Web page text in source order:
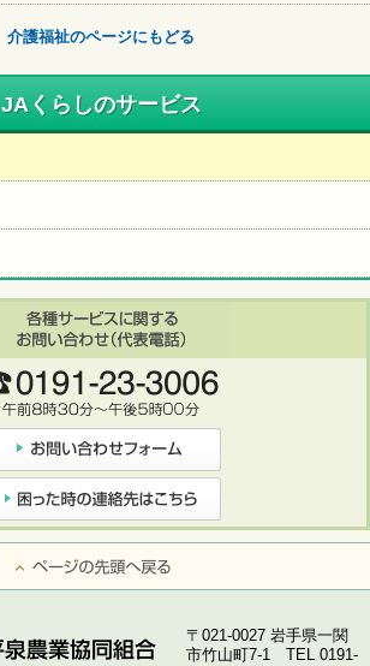
介護福祉のページにもどる
JAくらしのサービス
〒021-0027 岩手県一関
市竹山町7-1 TEL 0191-